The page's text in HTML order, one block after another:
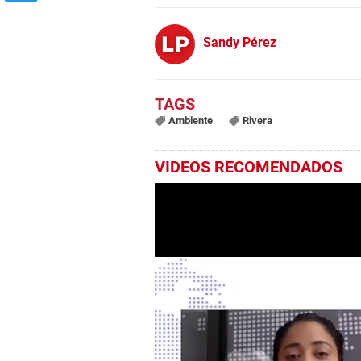
Sandy Pérez
Ambiente Rivera
VIDEOS RECOMENDADOS